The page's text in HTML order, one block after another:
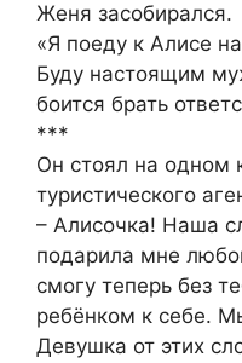
Женя засобирался.
«Я поеду к Алисе
Буду настоящим
боится брать
***
Он стоял на одном
туристического
– Алисочка! Наша
подарила мне
смогу теперь без
ребёнком к себе.
Девушка от этих